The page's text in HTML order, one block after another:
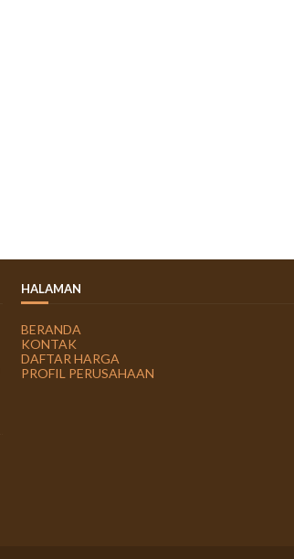
HALAMAN
BERANDA
KONTAK
DAFTAR HARGA
PROFIL PERUSAHAAN